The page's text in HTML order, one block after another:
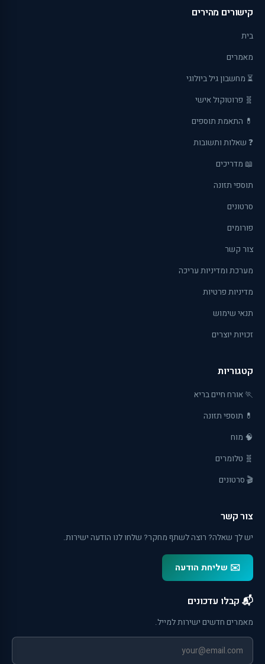
קישורים מהירים
בית
מאמרים
⏳ מחשבון גיל ביולוגי
🧬 פרוטוקול אישי
💊 התאמת תוספים
❓ שאלות ותשובות
📖 מדריכים
תוספי תזונה
סרטונים
פורומים
צור קשר
מערכת ומדיניות עריכה
מדיניות פרטיות
תנאי שימוש
זכויות יוצרים
קטגוריות
🏃 אורח חיים בריא
💊 תוספי תזונה
🧠 מוח
🧬 טלומרים
🎬 סרטונים
צור קשר
יש לך שאלה? רוצה לשתף מחקר? שלחו לנו הודעה ישירות.
✉️ שליחת הודעה
📬 קבלו עדכונים
מאמרים חדשים ישירות למייל.